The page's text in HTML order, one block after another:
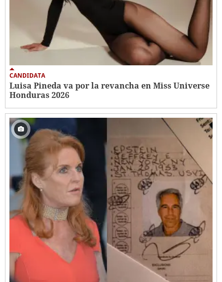
CANDIDATA
Luisa Pineda va por la revancha en Miss Universe
Honduras 2026